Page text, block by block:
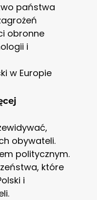
państwa
obronne
i
w Europie
obywateli.
politycznym.
które
i